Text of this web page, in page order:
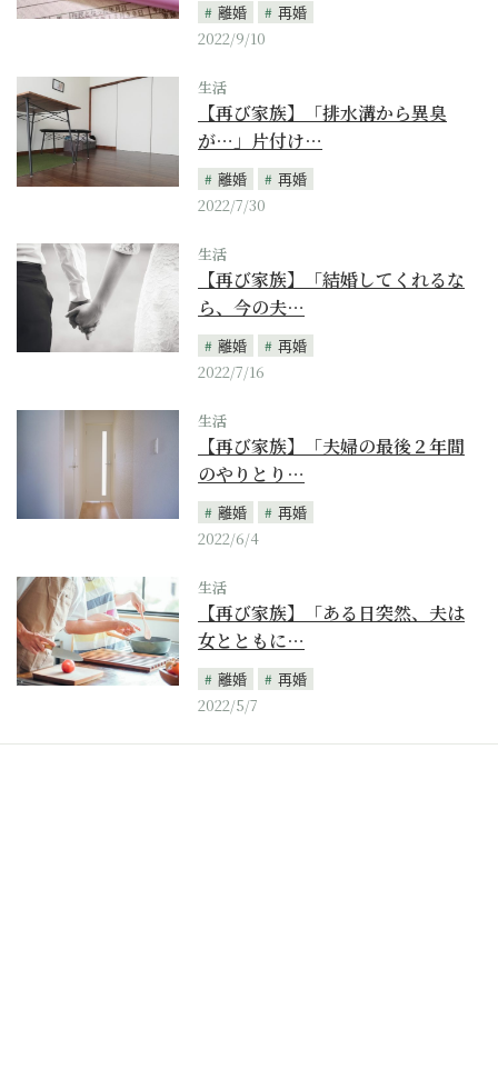
離婚
再婚
2022/9/10
生活
【再び家族】「排水溝から異臭
が…」片付け…
離婚
再婚
2022/7/30
生活
【再び家族】「結婚してくれるな
ら、今の夫…
離婚
再婚
2022/7/16
生活
【再び家族】「夫婦の最後２年間
のやりとり…
離婚
再婚
2022/6/4
生活
【再び家族】「ある日突然、夫は
女とともに…
離婚
再婚
2022/5/7